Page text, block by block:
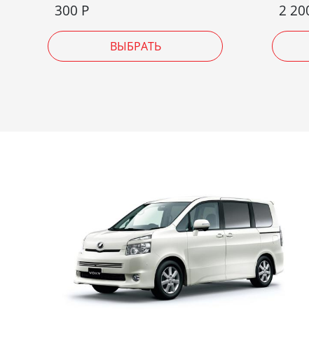
300 Р
ВЫБРАТЬ
2